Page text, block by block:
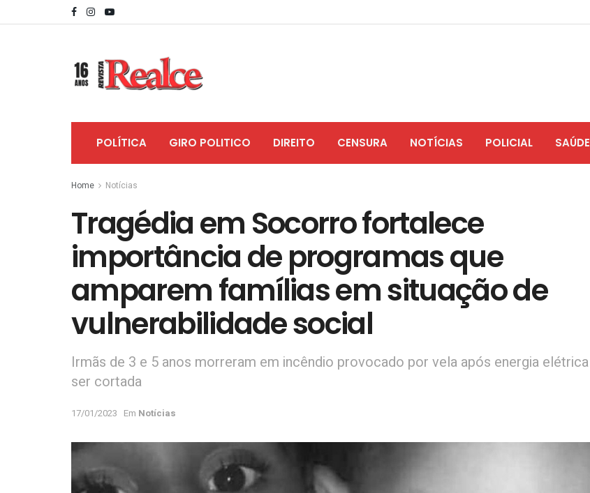
POLÍTICA GIRO POLITICO DIREITO CENSURA NOTÍCIAS POLICIAL SAÚDE
Home Notícias
Tragédia em Socorro fortalece
importância de programas que
amparem famílias em situação de
vulnerabilidade social
Irmãs de 3 e 5 anos morreram em incêndio provocado por vela após energia elétrica
ser cortada
17/01/2023 Em Notícias